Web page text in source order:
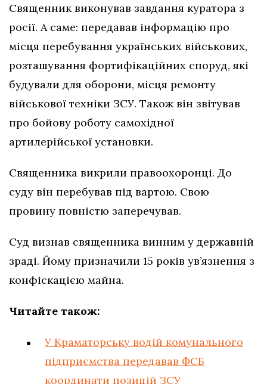
Священник виконував завдання куратора з
росії. А саме: передавав інформацію про
місця перебування українських військових,
розташування фортифікаційних споруд, які
будували для оборони, місця ремонту
військової техніки ЗСУ. Також він звітував
про бойову роботу самохідної
артилерійської установки.
Священника викрили правоохоронці. До
суду він перебував під вартою. Свою
провину повністю заперечував.
Суд визнав священника винним у державній
зраді. Йому призначили 15 років ув’язнення з
конфіскацією майна.
Читайте також:
У Краматорську водій комунального
підприємства передавав ФСБ
координати позицій ЗСУ